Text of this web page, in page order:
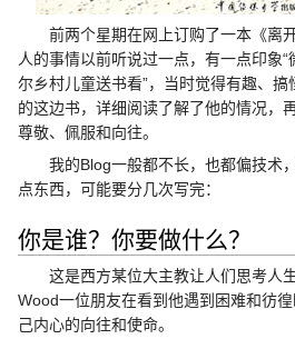
前两个星期在网上订购了一本《离
人的事情以前听说过一点，有一点印象
尔乡村儿童送书看”，当时觉得有趣、搞
的这边书，详细阅读了解了他的情况，
尊敬、佩服和向往。
我的Blog一般都不长，也都偏技术
点东西，可能要分几次写完：
你是谁？你要做什么？
这是西方某位大主教让人们思考人
Wood一位朋友在看到他遇到困难和彷
己内心的向往和使命。